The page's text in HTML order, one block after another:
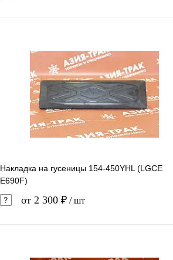
Купить в 1 клик Сравнение
В избранное В наличии
Накладка на гусеницы 154-450YHL (LGCE
E690F)
от 2 300 ₽ / шт